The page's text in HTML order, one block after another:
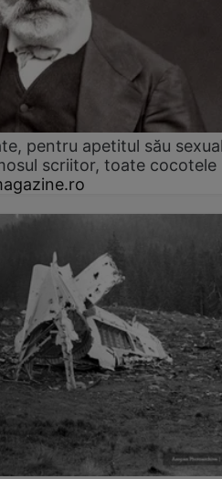
pentru apetitul său
scriitor, toate cocotele